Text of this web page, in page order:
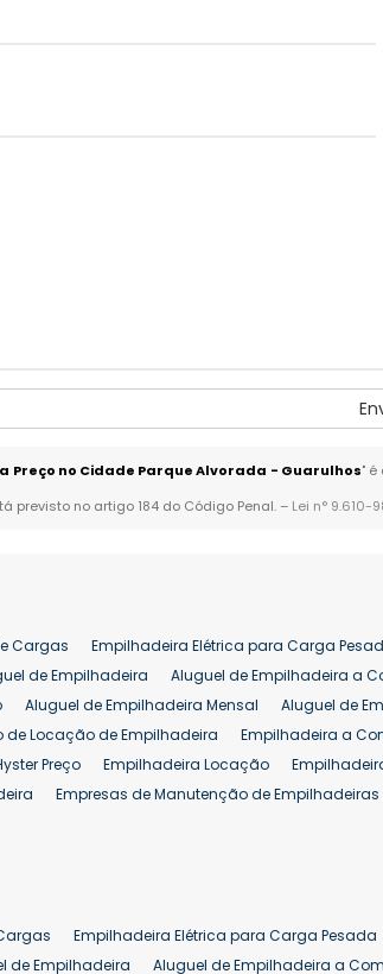
Preço no Cidade Parque Alvorada - Guarulhos"
previsto no artigo 184 do Código Penal. – Lei n°
Cargas Empilhadeira Elétrica para Carga
de Empilhadeira Aluguel de Empilhadeira a
Aluguel de Empilhadeira Mensal Aluguel de
de Locação de Empilhadeira Empilhadeira a
Preço Empilhadeira Locação
Empresas de Manutenção de Empilhadeiras
de Empilhadeira 25 ton Comprar
Empilhadeira Elétrica para Carga Pesada
de Empilhadeira Aluguel de Empilhadeira a